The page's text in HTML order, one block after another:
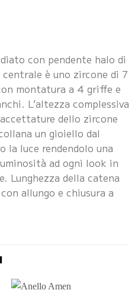
con pendente halo di
è uno zircone di 7
montatura a 4 griffe e
L’altezza complessiva
dello zircone
un gioiello dal
la luce rendendolo una
ad ogni look in
Lunghezza della catena
allungo e chiusura a